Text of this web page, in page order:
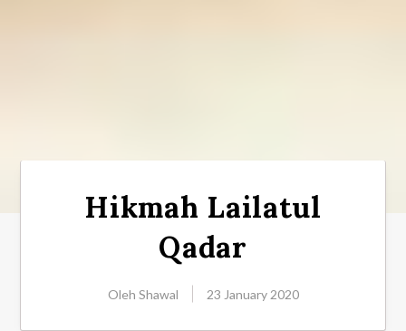
Hikmah Lailatul
Qadar
Oleh Shawal 23 January 2020